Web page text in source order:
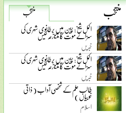
منتخب
منتخب
اکمل شیخ: چین میں برطانوی شہری کی
سزائے موت کا متنازعہ کیس
خبریں
اکمل شیخ: چین میں برطانوی شہری کی
سزائے موت کا متنازعہ کیس
خبریں
طالب علم کے شخصی آداب ( ذاتی
خوبیاں )
اسلام